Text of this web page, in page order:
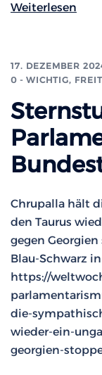
Weiterlesen
17. DEZEMBER
0 - WICHTIG,
Chrupalla hält
den Taurus
gegen
Blau-Schwarz
https://
die-
wieder-ein-
georgien-